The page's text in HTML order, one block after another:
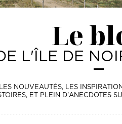
Le
L'ÎLE DE
NOUVEAUTÉS, LES
ET PLEIN D'ANECDOTES